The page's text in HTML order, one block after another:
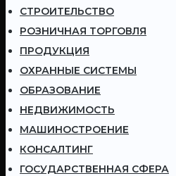
СТРОИТЕЛЬСТВО
РОЗНИЧНАЯ ТОРГОВЛЯ
ПРОДУКЦИЯ
ОХРАННЫЕ СИСТЕМЫ
ОБРАЗОВАНИЕ
НЕДВИЖИМОСТЬ
МАШИНОСТРОЕНИЕ
КОНСАЛТИНГ
ГОСУДАРСТВЕННАЯ СФЕРА